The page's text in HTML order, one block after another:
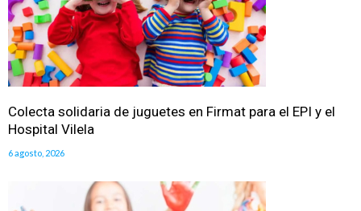
Colecta solidaria de juguetes en Firmat para el EPI y el
Hospital Vilela
6 agosto, 2026